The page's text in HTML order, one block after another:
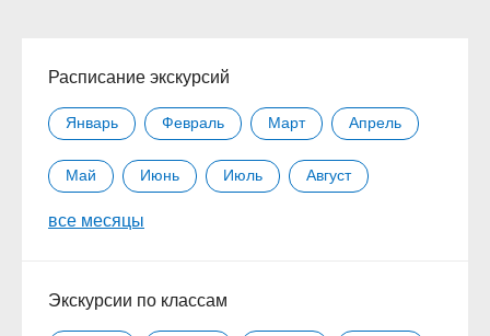
Расписание экскурсий
Январь Февраль Март Апрель
Май Июнь Июль Август
Сентябрь
все месяцы
Экскурсии по классам